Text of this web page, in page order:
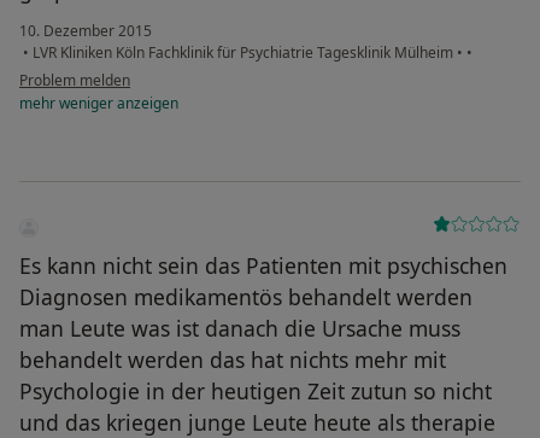
10. Dezember 2015
• LVR Kliniken Köln Fachklinik für Psychiatrie Tagesklinik Mülheim • •
Problem melden
mehrwenigeranzeigen
Es kann nicht sein das Patienten mit psychischen
Diagnosen medikamentös behandelt werden
man Leute was ist danach die Ursache muss
behandelt werden das hat nichts mehr mit
Psychologie in der heutigen Zeit zutun so nicht
und das kriegen junge Leute heute als therapie